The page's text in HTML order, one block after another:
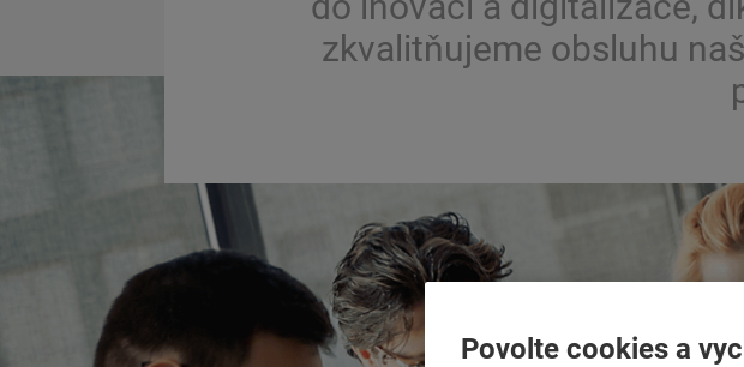
zkvalitňujeme obsluhu
Povolte cookies a